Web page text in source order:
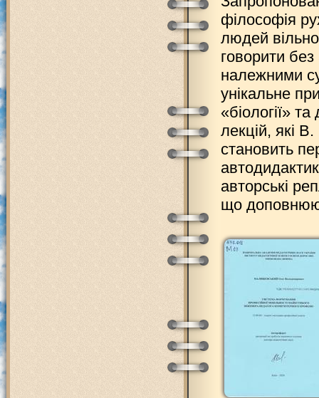
філософія
людей вільно
говорити
належними
унікальне
«біології»
лекцій, які
становить
авторські
що